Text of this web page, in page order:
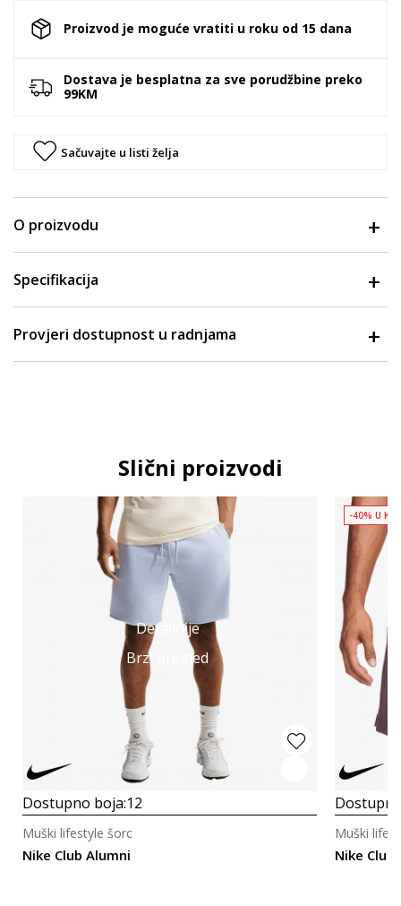
Proizvod je moguće vratiti u roku od 15 dana
Dostava je besplatna za sve porudžbine preko
99KM
Sačuvajte u listi želja
O proizvodu
Specifikacija
Provjeri dostupnost u radnjama
Slični proizvodi
Detaljnije
Brzi pregled
Dostupno boja:12
Nike Club Alumni
Muški lifestyle šorc
-40% U
Nike Club
Muški